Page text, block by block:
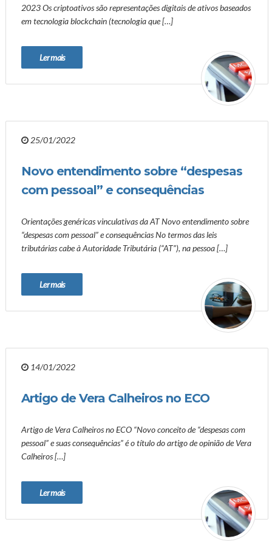
2023 Os criptoativos são representações digitais de ativos baseados
em tecnologia blockchain (tecnologia que […]
Ler mais
25/01/2022
Novo entendimento sobre “despesas
com pessoal” e consequências
Orientações genéricas vinculativas da AT Novo entendimento sobre
“despesas com pessoal” e consequências No termos das leis
tributárias cabe à Autoridade Tributária (“AT”), na pessoa […]
Ler mais
14/01/2022
Artigo de Vera Calheiros no ECO
Artigo de Vera Calheiros no ECO “Novo conceito de “despesas com
pessoal” e suas consequências” é o título do artigo de opinião de Vera
Calheiros […]
Ler mais